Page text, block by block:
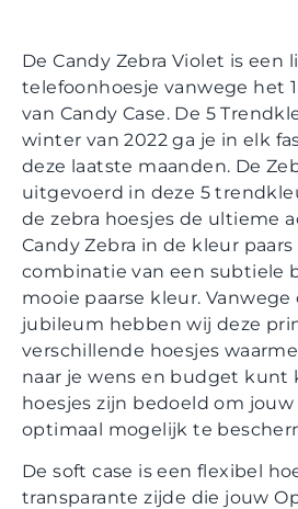
De Candy Zebra Violet is een
telefoonhoesje vanwege het
van Candy Case. De 5
winter van 2022 ga je in elk
deze laatste maanden. De
uitgevoerd in deze 5
de zebra hoesjes de ultieme
Candy Zebra in de kleur
combinatie van een subtiele
mooie paarse kleur. Vanwege
jubileum hebben wij deze
verschillende hoesjes
naar je wens en budget kunt
hoesjes zijn bedoeld om
optimaal mogelijk te
De soft case is een flexibel
transparante zijde die jouw